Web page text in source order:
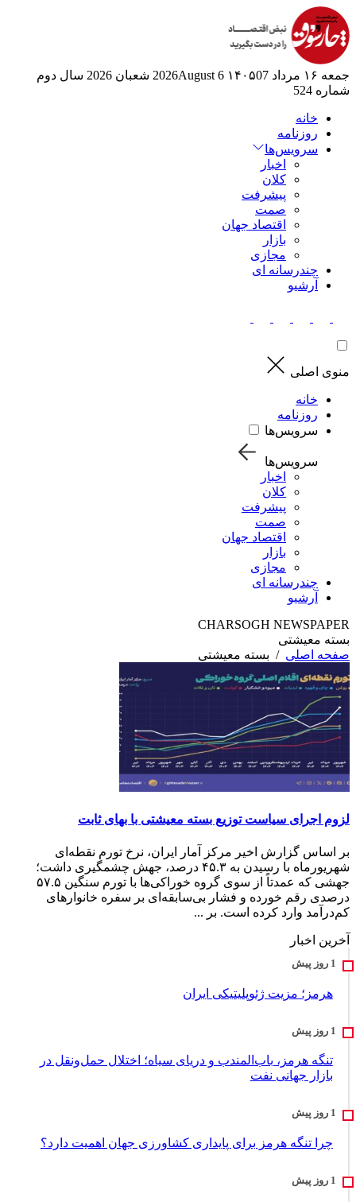
جمعه ۱۶ مرداد ۱۴۰۵ 07 2026August 6 شعبان 2026
سال دوم
شماره 524
خانه
روزنامه
سرویس‌ها
اخبار
کلان
پیشرفت
صمت
اقتصاد جهان
بازار
مجازی
چندرسانه ای
آرشیو
منوی اصلی
خانه
روزنامه
سرویس‌ها
سرویس‌ها
اخبار
کلان
پیشرفت
صمت
اقتصاد جهان
بازار
مجازی
چندرسانه ای
آرشیو
CHARSOGH NEWSPAPER
بسته معیشتی
صفحه اصلی / بسته معیشتی
لزوم اجرای سیاست توزیع بسته معیشتی با بهای ثابت
بر اساس گزارش اخیر مرکز آمار ایران، نرخ تورم نقطه‌ای
شهریورماه با رسیدن به ۴۵.۳ درصد، جهش چشمگیری داشت؛
جهشی که عمدتاً از سوی گروه خوراکی‌ها با تورم سنگین ۵۷.۵
درصدی رقم خورده و فشار بی‌سابقه‌ای بر سفره خانوارهای
کم‌درآمد وارد کرده است. بر ...
آخرین اخبار
هرمز؛ مزیت ژئوپلیتیکی ایران
تنگه هرمز، باب‌المندب و دریای سیاه؛ اختلال حمل‌ونقل در
بازار جهانی نفت
چرا تنگه هرمز برای پایداری کشاورزی جهان اهمیت دارد؟